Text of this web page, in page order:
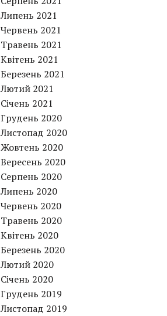
Липень 2021
Червень 2021
Травень 2021
Квітень 2021
Березень 2021
Лютий 2021
Січень 2021
Грудень 2020
Листопад 2020
Жовтень 2020
Вересень 2020
Серпень 2020
Липень 2020
Червень 2020
Травень 2020
Квітень 2020
Березень 2020
Лютий 2020
Січень 2020
Грудень 2019
Листопад 2019